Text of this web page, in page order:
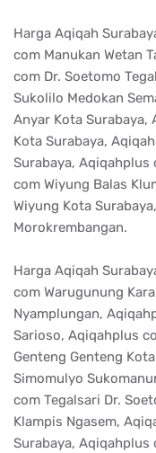
Harga Aqiqah
com Manukan Wetan
com Dr. Soetomo
Sukolilo Medokan
Anyar Kota Surabaya,
Kota Surabaya,
Surabaya,
com Wiyung Balas
Wiyung Kota
Morokrembangan.
Harga Aqiqah
com Warugunung
Nyamplungan,
Sarioso, Aqiqahplus
Genteng Genteng
Simomulyo
com Tegalsari Dr.
Klampis Ngasem,
Surabaya, Aqiqahplus